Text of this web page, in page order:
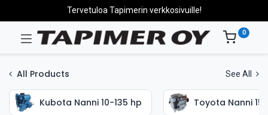
Tervetuloa Tapimerin verkkosivuille!
0
All Products See All
Kubota Nanni 10-135 hp Toyota Nanni